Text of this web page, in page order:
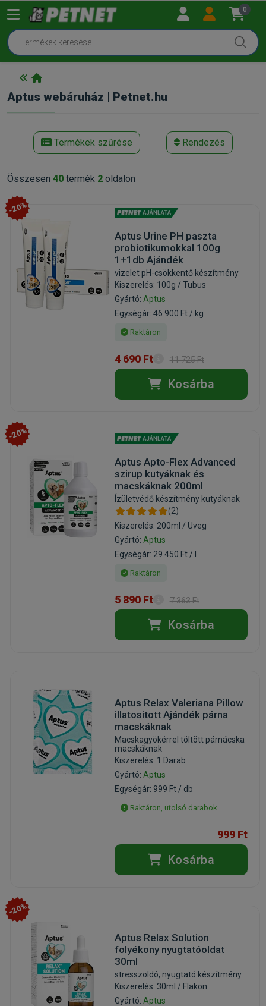
0
Aptus webáruház | Petnet.hu
Termékek szűrése Rendezés
Összesen 40 termék 2 oldalon
-20%
Aptus Urine PH paszta
probiotikumokkal 100g
1+1db Ajándék
vizelet pH-csökkentő készítmény
Kiszerelés: 100g / Tubus
Gyártó: Aptus
Egységár: 46 900 Ft / kg
Raktáron
4 690 Ft 11 725 Ft
Kosárba
-20%
Aptus Apto-Flex Advanced
szirup kutyáknak és
macskáknak 200ml
Ízületvédő készítmény kutyáknak
(2)
Kiszerelés: 200ml / Üveg
Gyártó: Aptus
Egységár: 29 450 Ft / l
Raktáron
5 890 Ft 7 363 Ft
Kosárba
Aptus Relax Valeriana Pillow
illatositott Ajándék párna
macskáknak
Macskagyökérrel töltött párnácska
macskáknak
Kiszerelés: 1 Darab
Gyártó: Aptus
Egységár: 999 Ft / db
Raktáron, utolsó darabok
999 Ft
Kosárba
-20%
Aptus Relax Solution
folyékony nyugtatóoldat
30ml
stresszoldó, nyugtató készítmény
Kiszerelés: 30ml / Flakon
Gyártó: Aptus